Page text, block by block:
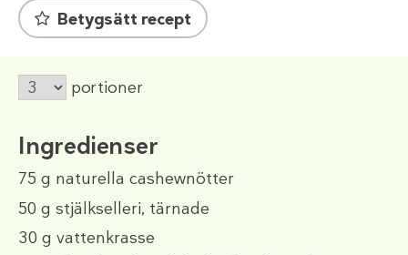
Betygsätt recept
portioner
Ingredienser
75 g naturella cashewnötter
50 g stjälkselleri, tärnade
30 g vattenkrasse